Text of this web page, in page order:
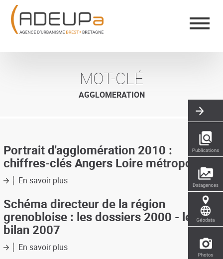
Aller
contenu
principal
MOT-CLÉ
AGGLOMERATION
Portrait d'agglomération 2010 :
chiffres-clés Angers Loire métropole
En savoir plussur
d'agglomération
2010
Angers
Schéma directeur de la région
grenobloise : les dossiers 2000 - le
bilan 2007
En savoir plussur
Panneau de gestion des cookies